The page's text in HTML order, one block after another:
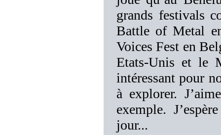
grands festivals
Battle of Metal
Voices Fest en
Etats-Unis et le
intéressant pour
à explorer.
exemple.
jour...